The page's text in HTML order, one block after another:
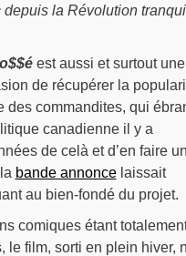
depuis la Révolution
est aussi et surtout une
de récupérer la
des commandites, qui
canadienne il y a
de celà et d’en faire
bande annoncelaissait
au bien-fondé du projet.
comiques étant
le film, sorti en plein hiver,